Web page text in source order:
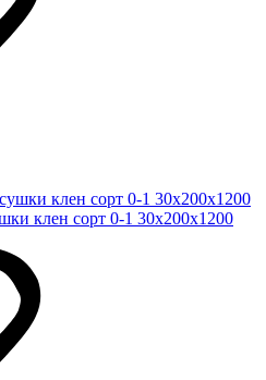
клен сорт 0-1 30х200х1200